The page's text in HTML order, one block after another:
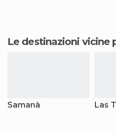
Le destinazioni vicine
Samanà Las